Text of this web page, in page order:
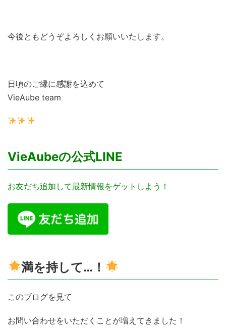
今後ともどうぞよろしくお願いいたします。
日頃のご縁に感謝を込めて
VieAube team
VieAubeの公式LINE
お友だち追加して最新情報をゲットしよう！
満を持して…！
このブログを見て
お問い合わせをいただくことが増えてきました！